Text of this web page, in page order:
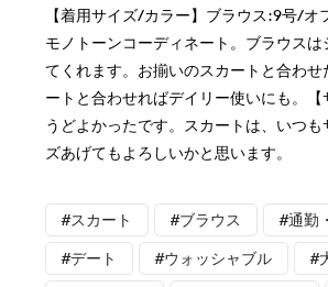
【着用サイズ/カラー】ブラウス:9号/
モノトーンコーディネート。ブラウス
てくれます。お揃いのスカートと合わ
ートと合わせればデイリー使いにも。
うどよかったです。スカートは、いつ
ズあげてもよろしいかと思います。
#スカート #ブラウス #通勤
#デート #ウォッシャブル #